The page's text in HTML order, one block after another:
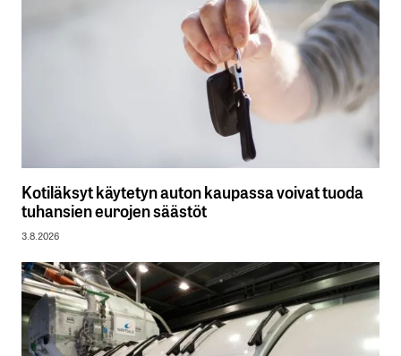
Kotiläksyt käytetyn auton kaupassa voivat tuoda
tuhansien eurojen säästöt
3.8.2026